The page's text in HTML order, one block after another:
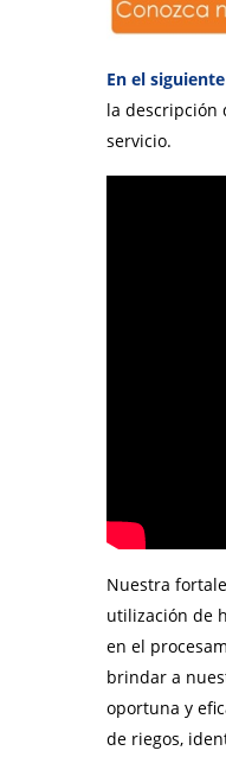
En el
la descripción
servicio.
Nuestra
utilización de
en el
brindar a
oportuna y
de riegos,